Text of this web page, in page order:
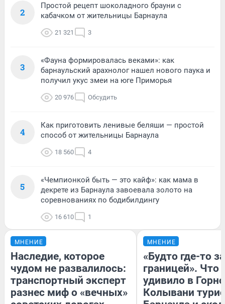
2
Простой рецепт шоколадного брауни с
кабачком от жительницы Барнаула
21 321 3
3
«Фауна формировалась веками»: как
барнаульский арахнолог нашел нового паука и
получил укус змеи на юге Приморья
20 976 Обсудить
4
Как приготовить ленивые беляши — простой
способ от жительницы Барнаула
18 560 4
5
«Чемпионкой быть — это кайф»: как мама в
декрете из Барнаула завоевала золото на
соревнованиях по бодибилдингу
16 610 1
МНЕНИЕ
Наследие, которое
чудом не развалилось:
транспортный эксперт
разнес миф о «вечных»
МНЕНИЕ
«Будто где-то за
границей». Что
удивило в
Колывани